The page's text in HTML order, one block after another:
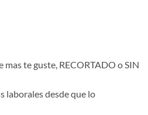
mas te guste, RECORTADO o SIN
laborales desde que lo